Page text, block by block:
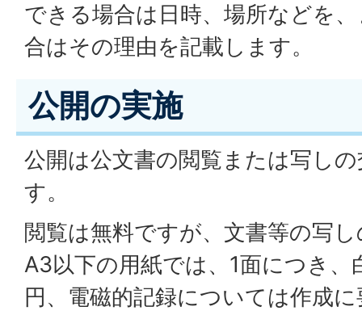
できる場合は日時、場所などを
合はその理由を記載します。
公開の実施
公開は公文書の閲覧または写し
す。
閲覧は無料ですが、文書等の写
A3以下の用紙では、1面につき
円、電磁的記録については作成